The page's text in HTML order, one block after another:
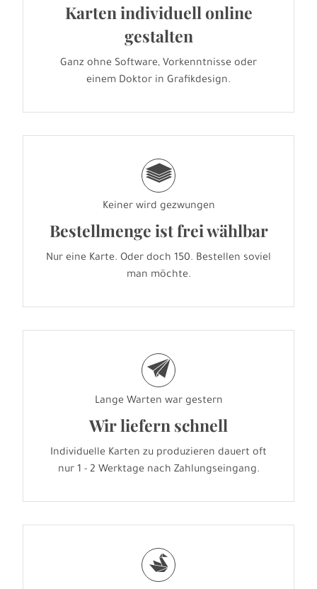
Karten individuell online
gestalten
Ganz ohne Software, Vorkenntnisse oder
einem Doktor in Grafikdesign.
g
Keiner wird gezwungen
Bestellmenge ist frei wählbar
Nur eine Karte. Oder doch 150. Bestellen soviel
man möchte.
e
Lange Warten war gestern
Wir liefern schnell
Individuelle Karten zu produzieren dauert oft
nur 1 - 2 Werktage nach Zahlungseingang.
s